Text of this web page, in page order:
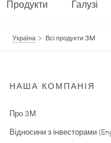
Продукти Галузі
Україна Всі продукти 3M
НАША КОМПАНІЯ
Про 3М
Відносини з інвесторами